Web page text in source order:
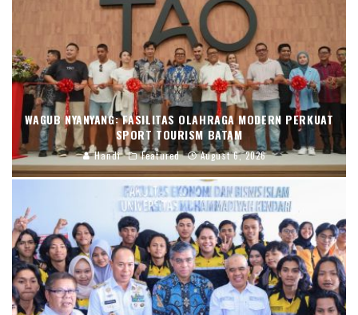
WAGUB NYANYANG: FASILITAS OLAHRAGA MODERN PERKUAT
SPORT TOURISM BATAM
Handi Featured August 6, 2026